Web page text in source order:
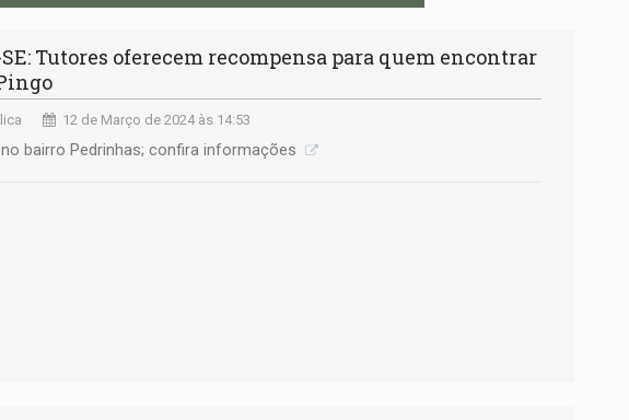
SE: Tutores oferecem recompensa para quem encontrar
12 de Março de 2024 às 14:53
bairro Pedrinhas; confira informações